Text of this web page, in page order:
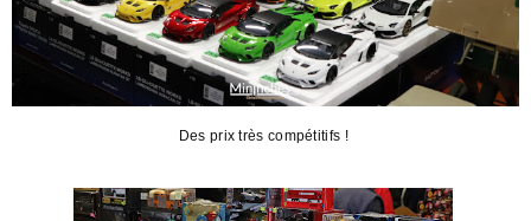
Des prix très compétitifs !